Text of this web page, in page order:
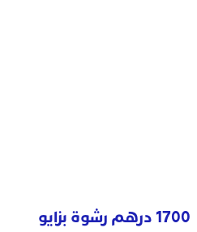
1700 درهم رشوة بزايو